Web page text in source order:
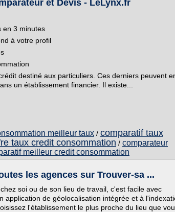
et Devis - LeLynx.fr
en 3 minutes
à votre profil
destiné aux particuliers. Ces derniers peuvent
un établissement financier. Il existe...
meilleur taux / comparatif taux
taux credit consommation / comparateur
meilleur credit consommation
les agences sur Trouver-sa ...
soi ou de son lieu de travail, c'est facile avec
application de géolocalisation intégrée et à
l'établissement le plus proche du lieu que